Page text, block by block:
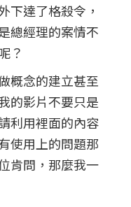
下達了格殺令，
總經理的案情不
？
概念的建立甚至
的影片不要只是
利用裡面的內容
使用上的問題那
肯問，那麼我一